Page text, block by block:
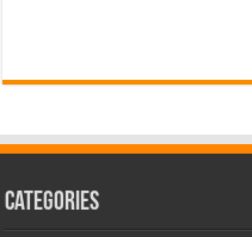
Categories